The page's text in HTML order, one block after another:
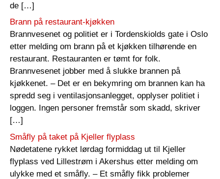
de […]
Brann på restaurant-kjøkken
Brannvesenet og politiet er i Tordenskiolds gate i Oslo
etter melding om brann på et kjøkken tilhørende en
restaurant. Restauranten er tømt for folk.
Brannvesenet jobber med å slukke brannen på
kjøkkenet. – Det er en bekymring om brannen kan ha
spredd seg i ventilasjonsanlegget, opplyser politiet i
loggen. Ingen personer fremstår som skadd, skriver
[…]
Småfly på taket på Kjeller flyplass
Nødetatene rykket lørdag formiddag ut til Kjeller
flyplass ved Lillestrøm i Akershus etter melding om
ulykke med et småfly. – Et småfly fikk problemer